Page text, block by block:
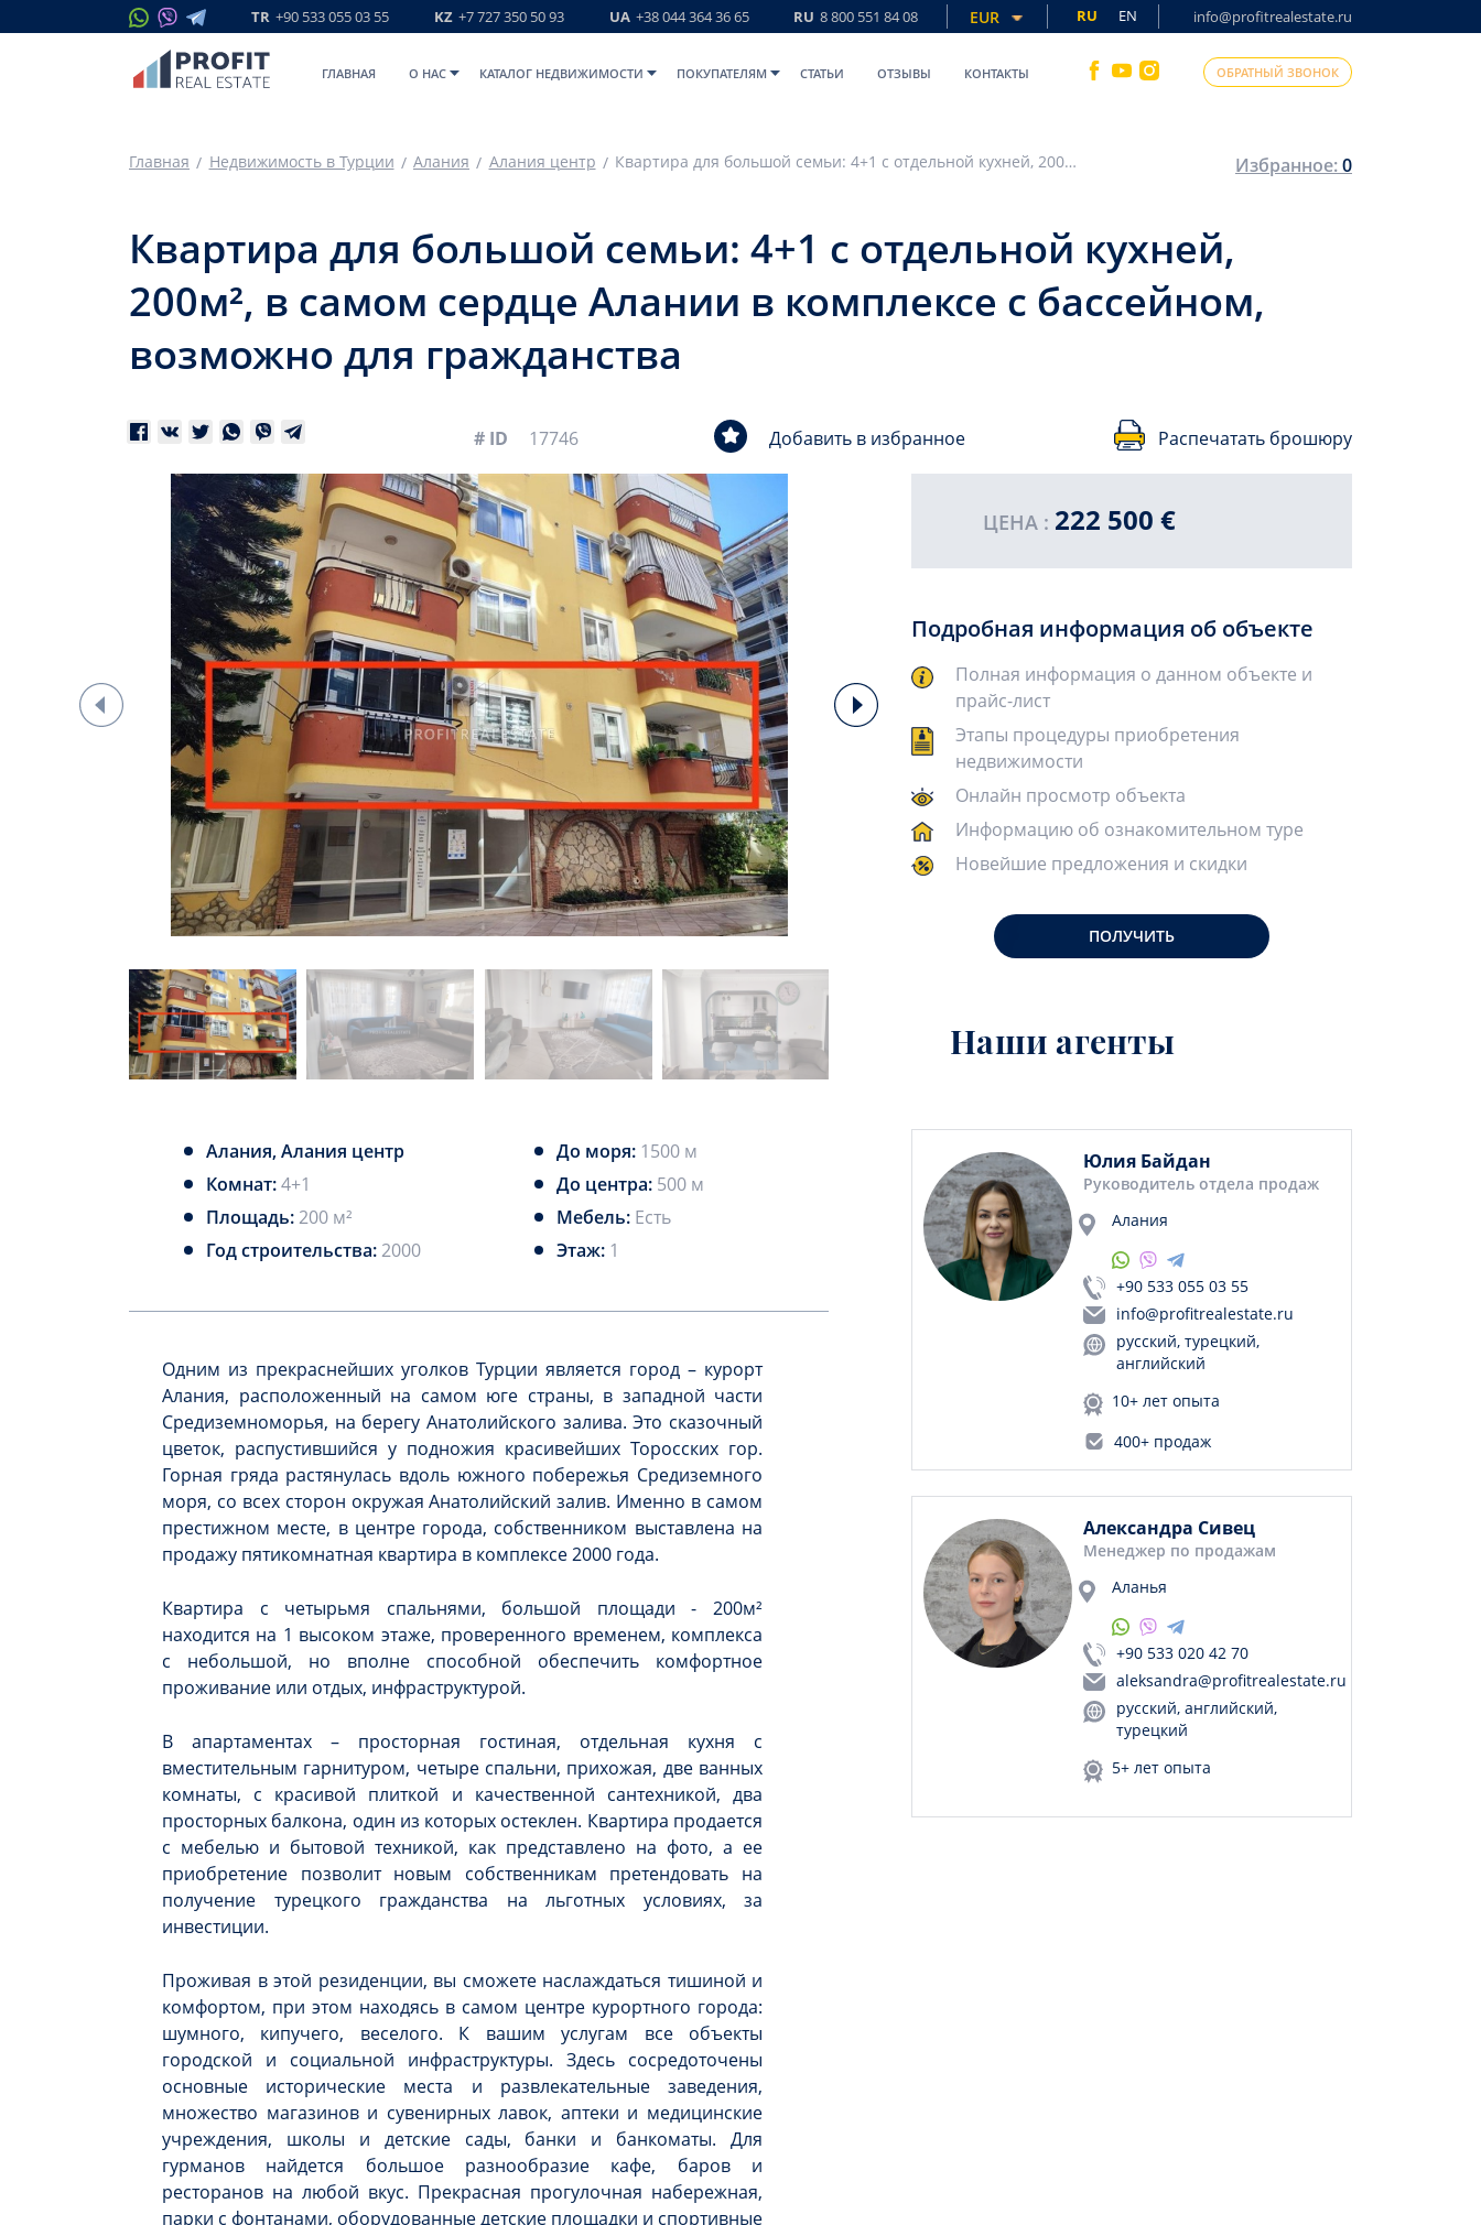
TR +90 533 055 03 55 KZ +7 727 350 50 93 UA +38 044 364 36 65 RU 8 800 551 84 08 EUR RU EN info@profitrealestate.ru
ГЛАВНАЯ O НАС КАТАЛОГ НЕДВИЖИМОСТИ ПОКУПАТЕЛЯМ СТАТЬИ ОТЗЫВЫ КОНТАКТЫ ОБРАТНЫЙ ЗВОНОК
Главная Недвижимость в Турции Алания Алания центр Квартира для большой семьи: 4+1 с отдельной кухней, 200м², в самом сердце Алании в комплексе с бассейном, возможно для гражданства Избранное:0
Квартира для большой семьи: 4+1 с отдельной кухней,
200м², в самом сердце Алании в комплексе с бассейном,
возможно для гражданства
# ID 17746 Добавить в избранное Распечатать брошюру
Алания, Алания центр До моря: 1500 м
Комнат:4+1 До центра: 500 м
Площадь:200 м² Мебель: Есть
Год строительства:2000 Этаж: 1
Одним из прекраснейших уголков Турции является город – курорт
Алания, расположенный на самом юге страны, в западной части
Средиземноморья, на берегу Анатолийского залива. Это сказочный
цветок, распустившийся у подножия красивейших Торосских гор.
Горная гряда растянулась вдоль южного побережья Средиземного
моря, со всех сторон окружая Анатолийский залив. Именно в самом
престижном месте, в центре города, собственником выставлена на
продажу пятикомнатная квартира в комплексе 2000 года.
Квартира с четырьмя спальнями, большой площади - 200м²
находится на 1 высоком этаже, проверенного временем, комплекса
с небольшой, но вполне способной обеспечить комфортное
проживание или отдых, инфраструктурой.
В апартаментах – просторная гостиная, отдельная кухня с
вместительным гарнитуром, четыре спальни, прихожая, две ванных
комнаты, с красивой плиткой и качественной сантехникой, два
просторных балкона, один из которых остеклен. Квартира продается
с мебелью и бытовой техникой, как представлено на фото, а ее
приобретение позволит новым собственникам претендовать на
получение турецкого гражданства на льготных условиях, за
инвестиции.
Проживая в этой резиденции, вы сможете наслаждаться тишиной и
комфортом, при этом находясь в самом центре курортного города:
шумного, кипучего, веселого. К вашим услугам все объекты
городской и социальной инфраструктуры. Здесь сосредоточены
основные исторические места и развлекательные заведения,
множество магазинов и сувенирных лавок, аптеки и медицинские
учреждения, школы и детские сады, банки и банкоматы. Для
гурманов найдется большое разнообразие кафе, баров и
ресторанов на любой вкус. Прекрасная прогулочная набережная,
парки с фонтанами, оборудованные детские площадки и спортивные
ЦЕНА : 222 500 €
Подробная информация об объекте
Полная информация о данном объекте и
прайс-лист
Этапы процедуры приобретения
недвижимости
Онлайн просмотр объекта
Информацию об ознакомительном туре
Новейшие предложения и скидки
ПОЛУЧИТЬ
Наши агенты
Юлия Байдан
Руководитель отдела продаж
Алания
+90 533 055 03 55
info@profitrealestate.ru
русский, турецкий,
английский
10+ лет опыта
400+ продаж
Александра Сивец
Менеджер по продажам
Аланья
+90 533 020 42 70
aleksandra@profitrealestate.ru
русский, английский,
турецкий
5+ лет опыта